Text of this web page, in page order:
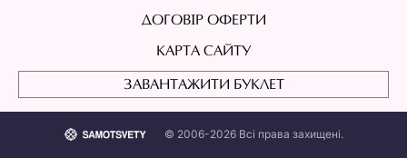
ДОГОВІР ОФЕРТИ
КАРТА САЙТУ
ЗАВАНТАЖИТИ БУКЛЕТ
© 2006-2026 Всі права захищені.